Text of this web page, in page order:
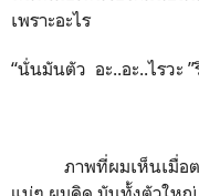
เพราะอะไร
“นั่นมันตัว อะ..อะ..ไรวะ
ภาพที่ผมเห็นเมื่อตา